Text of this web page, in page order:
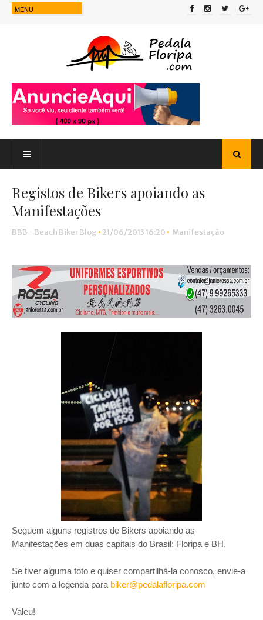
Registos de Bikers apoiando as
Manifestações
BBB - Beach Biker Blog • 21/06/2013 16:20 • Manifestação
Seguem alguns registros de Bikers apoiando as
Manifestações em duas capitais do Brasil: Floripa e BH.
Se tiver alguma foto e quiser compartilhá-la conosco, envie-a
junto com a legenda para biker@pedalafloripa.com
Valeu!